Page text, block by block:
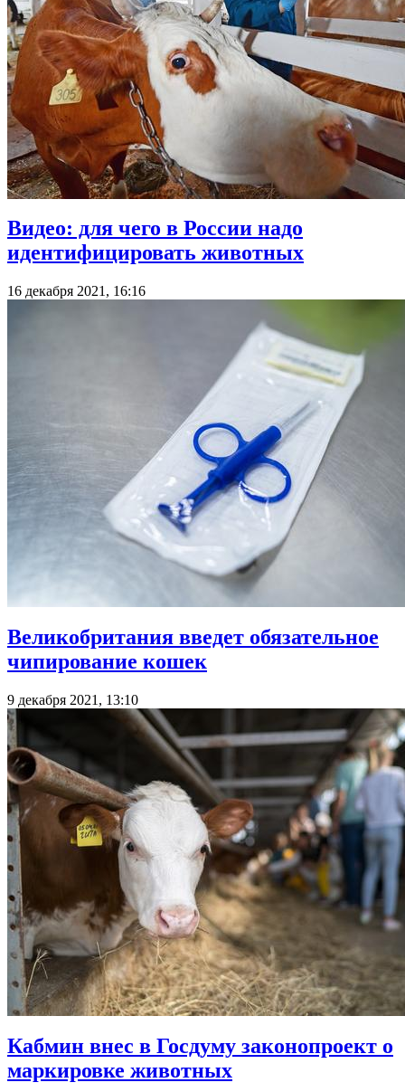
Видео: для чего в России надо
идентифицировать животных
16 декабря 2021, 16:16
Великобритания введет обязательное
чипирование кошек
9 декабря 2021, 13:10
Кабмин внес в Госдуму законопроект о
маркировке животных